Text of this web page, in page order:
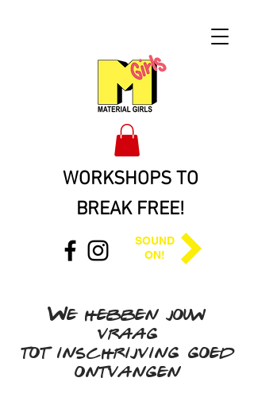
WORKSHOPS TO
BREAK FREE!
SOUND
ON!
We hebben jouw
vraag
tot inschrijving goed
ontvangen